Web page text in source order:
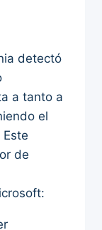
detectó
a tanto a
el
de